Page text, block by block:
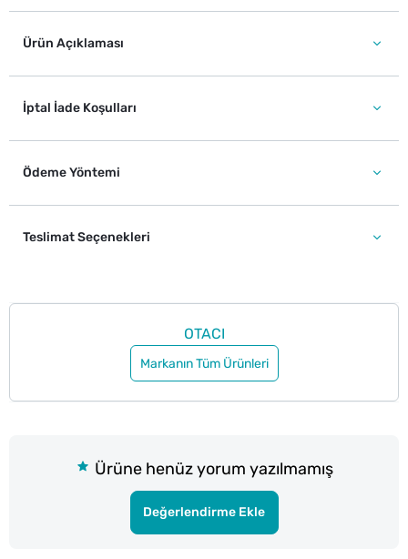
Ürün Açıklaması
İptal İade Koşulları
Ödeme Yöntemi
Teslimat Seçenekleri
OTACI
Markanın Tüm Ürünleri
Ürüne henüz yorum yazılmamış
Değerlendirme Ekle